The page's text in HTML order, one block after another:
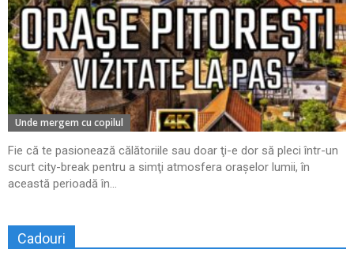
Unde mergem cu copilul
Fie că te pasionează călătoriile sau doar ţi-e dor să pleci într-un
scurt city-break pentru a simţi atmosfera oraşelor lumii, în
această perioadă în...
Cadouri